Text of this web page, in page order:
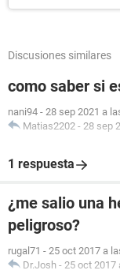
Discusiones similares
como saber si
nani94 - 28 sep 2021 a
Matias2202 - 28 sep
1 respuesta
¿me salio una
peligroso?
rugal71 - 25 oct 2017 a
Dr.Josh - 25 oct 2017